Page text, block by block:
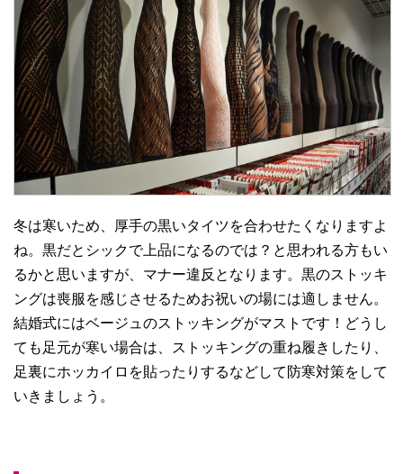
冬は寒いため、厚手の黒いタイツを合わせたくなりますよ
ね。黒だとシックで上品になるのでは？と思われる方もい
るかと思いますが、マナー違反となります。黒のストッキ
ングは喪服を感じさせるためお祝いの場には適しません。
結婚式にはベージュのストッキングがマストです！どうし
ても足元が寒い場合は、ストッキングの重ね履きしたり、
足裏にホッカイロを貼ったりするなどして防寒対策をして
いきましょう。